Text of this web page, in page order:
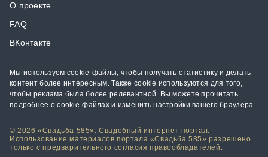
О проекте
FAQ
ВКонтакте
Мы используем cookie-файлы, чтобы получать статистику и делать
контент более интересным. Также cookie используются для того,
чтобы реклама была более релевантной. Вы можете прочитать
подробнее о cookie-файлах и изменить настройки вашего браузера.
© 2026 «Свадьба 585». Свадебный интернет портал.
Использование материалов портала «Свадьба 585» разрешено
только с предварительного согласия правообладателей.